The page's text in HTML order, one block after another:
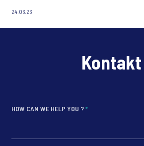
24.06.26
Kontakt
HOW CAN WE HELP YOU ?*